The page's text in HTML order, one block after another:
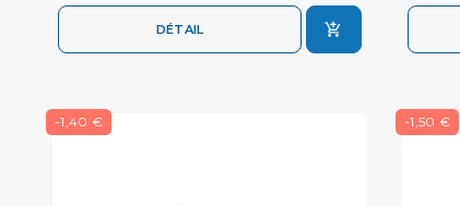
DÉTAIL
-1,40 € -1,50 €